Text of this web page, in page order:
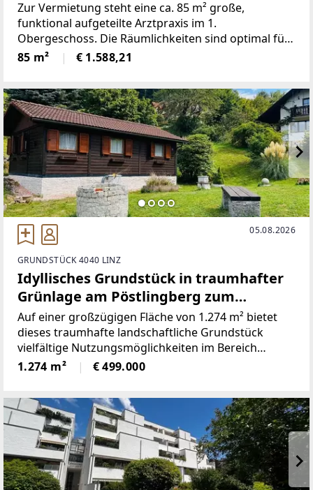
Pasching
Zur Vermietung steht eine ca. 85 m² große,
funktional aufgeteilte Arztpraxis im 1.
Obergeschoss. Die Räumlichkeiten sind optimal für
den medizinischen Betrieb konzipiert und bieten
folgende Aufteilung: * Freundlicher Wartebereich
85 m² € 1.588,21
05.08.2026
GRUNDSTÜCK 4040 LINZ
Idyllisches Grundstück in traumhafter
Grünlage am Pöstlingberg zum
Verkauf!
Auf einer großzügigen Fläche von 1.274 m² bietet
dieses traumhafte landschaftliche Grundstück
vielfältige Nutzungsmöglichkeiten im Bereich
Wohnen oder Anlageobjekte.Die Liegenschaft
eignet sich ideal für alle, die ihre Freizeit inmitten
1.274 m² € 499.000